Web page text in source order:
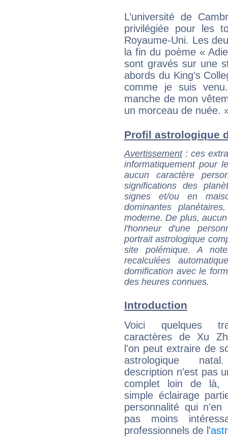
L’université de
privilégiée pour les
Royaume-Uni. Les
la fin du poème «
sont gravés sur une
abords du King’s
comme je suis
manche de mon
un morceau de nuée.
Profil astrologique
Avertissement: ces
informatiquement pour
aucun caractère
significations des
signes et/ou en
dominantes
moderne. De plus,
l'honneur d'une
portrait astrologique
site polémique. A
recalculées
domification avec le
des heures connues.
Introduction
Voici quelques
caractères de Xu
l'on peut extraire de
astrologique
description n'est pas
complet loin de là,
simple éclairage
personnalité qui n'en
pas moins
professionnels de l'